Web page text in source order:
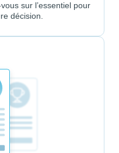
sur l’essentiel pour
décision.